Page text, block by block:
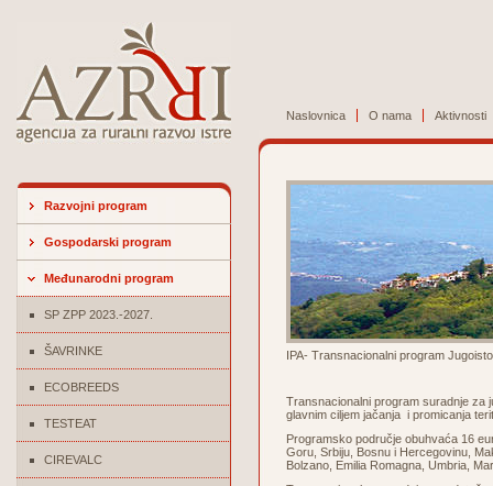
Naslovnica O nama Aktivnosti
Razvojni program
Gospodarski program
Međunarodni program
SP ZPP 2023.-2027.
ŠAVRINKE
ECOBREEDS
TESTEAT
CIREVALC
IPA- Transnacionalni program
Transnacionalni program suradnje za
glavnim ciljem jačanja i promicanja
Programsko područje obuhvaća 16
Goru, Srbiju, Bosnu i Hercegovinu,
Bolzano, Emilia Romagna, Umbria,